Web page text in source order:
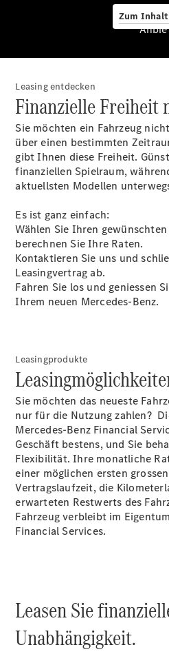
Zum
Service &
Zubehör
Übersicht
Van-Service
Pannenhilfe
Garantie
und
Original-
Teile
Mercedes-
Benz
QualityService
Digitale
Extras
Über uns
Leasing entdecken
Finanzielle Freiheit
Sie möchten ein Fahrzeug
über einen bestimmten
gibt Ihnen diese Freiheit.
finanziellen Spielraum,
aktuellsten Modellen
Es ist ganz einfach:
Wählen Sie Ihren
berechnen Sie Ihre Raten.
Kontaktieren Sie uns und
Leasingvertrag ab.
Fahren Sie los und geniessen
Ihrem neuen Mercedes-Benz.
Leasingprodukte
Sie möchten das neueste
nur für die Nutzung zahlen?
Mercedes-Benz Financial
Geschäft bestens, und Sie
Flexibilität. Ihre monatliche
einer möglichen ersten
Vertragslaufzeit, die
erwarteten Restwerts des
Fahrzeug verbleibt im
Financial Services.
Leasen Sie
Unabhängigkeit.